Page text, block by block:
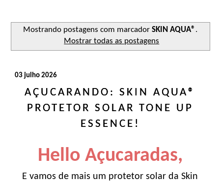
Mostrando postagens com marcador SKIN AQUA® .
Mostrar todas as postagens
03 julho 2026
AÇUCARANDO: SKIN AQUA®
PROTETOR SOLAR TONE UP
ESSENCE!
Hello Açucaradas,
E vamos de mais um protetor solar da Skin